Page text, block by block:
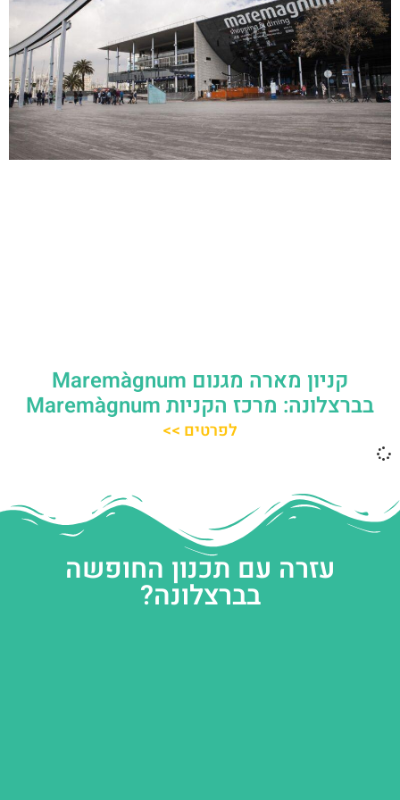
קניון מארה מגנום Maremàgnum
בברצלונה: מרכז הקניות Maremàgnum
לפרטים >>
עזרה עם תכנון החופשה
בברצלונה?